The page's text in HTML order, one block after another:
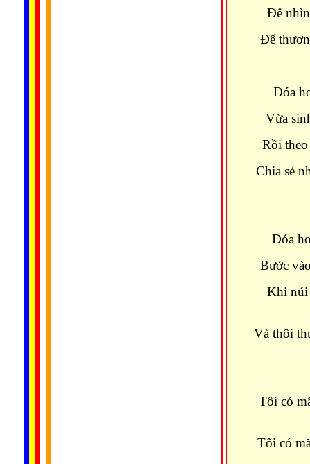
Ðể
Ðể
Ðóa
Vừa
Rồi
Chia sẻ
Ðóa
Bước
Khi núi
Và thôi
Tôi có
Tôi có